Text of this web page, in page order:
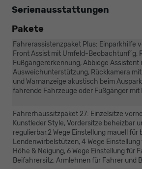
Serienausstattungen
Pakete
Fahrerassistenzpaket Plus: Einparkhilfe
Front Assist mit Umfeld-Beobachtunf´g,
Fußgängererkennung, Abbiege Assistent
Ausweichunterstützung, Rückkamera
und Warnanzeige akustisch beim
fahrende Fahrzeuge oder Fußgänger
Fahrerhaussitzpaket 27: Einzelsitze
Kunstleder Style, Vordersitze beheizbar
regulierbar,2 Wege Einstellung mauell für
Lendenwirbelstützen, 4 Wege
Höhe & Neigung, 6 Wege Einstellung für
Beifahrersitz, Armlehnen für Fahrer und